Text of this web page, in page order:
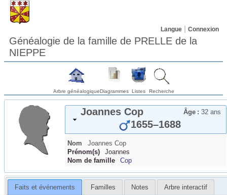
Langue Connexion
Généalogie de la famille de PRELLE de la
NIEPPE
Arbre généalogiqueDiagrammes Listes Recherche
Joannes Cop Âge : 32 ans
1655–1688
Nom Joannes Cop
Prénom(s)
Joannes
Nom de famille
Cop
Faits et événements Familles Notes Arbre interactif